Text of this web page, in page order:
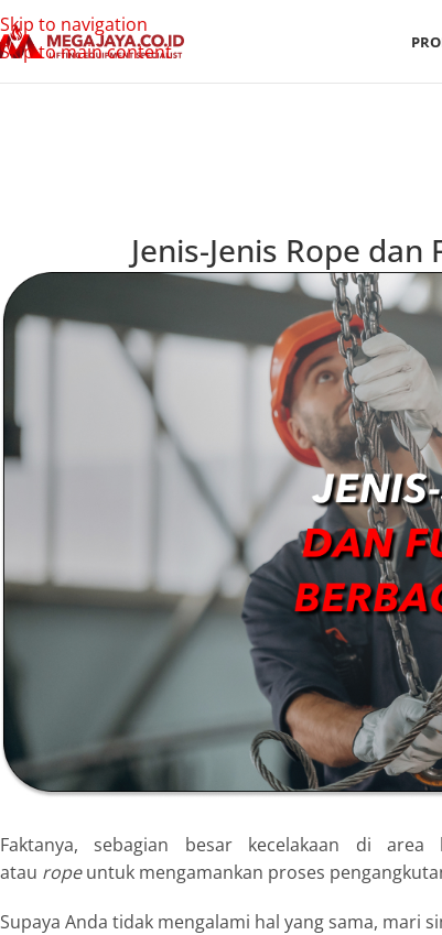
Skip to navigation
Skip to main content
Jenis-Jenis Rope
Faktanya, sebagian besar kecelakaan di
atau ropeuntuk mengamankan proses
Supaya Anda tidak mengalami hal yang sama, mari